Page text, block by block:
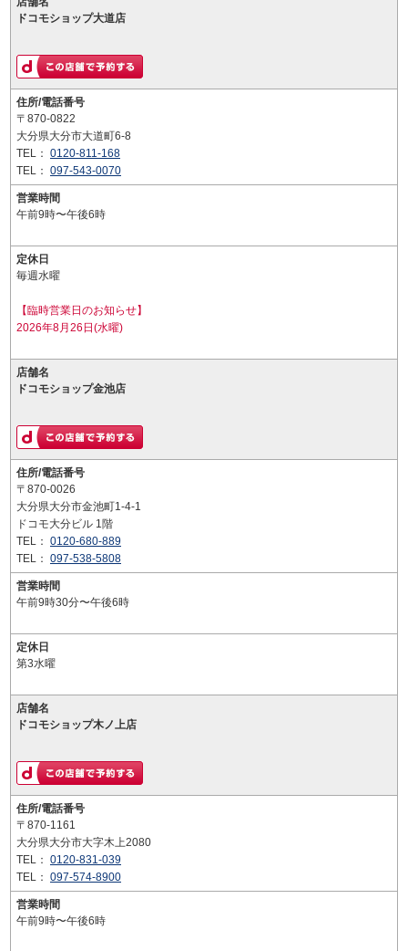
ドコモショップ大道店
住所/電話番号
〒870-0822
大分県大分市大道町6-8
TEL： 0120-811-168
TEL： 097-543-0070
営業時間
午前9時〜午後6時
定休日
毎週水曜
【臨時営業日のお知らせ】
2026年8月26日(水曜)
店舗名
ドコモショップ金池店
住所/電話番号
〒870-0026
大分県大分市金池町1-4-1
ドコモ大分ビル 1階
TEL： 0120-680-889
TEL： 097-538-5808
営業時間
午前9時30分〜午後6時
定休日
第3水曜
店舗名
ドコモショップ木ノ上店
住所/電話番号
〒870-1161
大分県大分市大字木上2080
TEL： 0120-831-039
TEL： 097-574-8900
営業時間
午前9時〜午後6時